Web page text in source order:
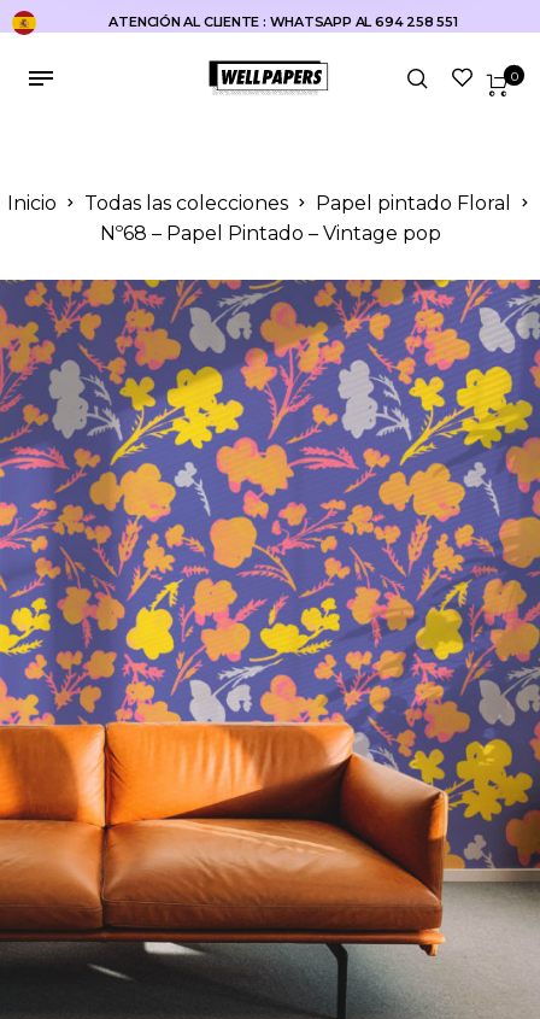
ATENCIÓN AL CLIENTE : WHATSAPP AL 694 258 551
0
Inicio Todas las colecciones
Papel pintado Floral
Nº68 – Papel Pintado – Vintage pop